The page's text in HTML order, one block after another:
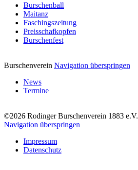
Burschenball
Maitanz
Faschingszeitung
Preisschafkopfen
Burschenfest
Burschenverein Navigation überspringen
News
Termine
©2026 Rodinger Burschenverein 1883 e.V.
Navigation überspringen
Impressum
Datenschutz